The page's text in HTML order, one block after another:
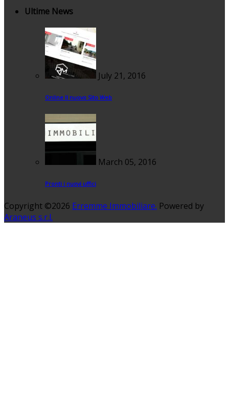
Ultime News
July 21, 2016
Online Il nuovo Sito Web
March 05, 2016
Pronti i nuovi uffici
Copyright ©2026 Erremme Immobiliare. Powered by
Araneus s.r.l.